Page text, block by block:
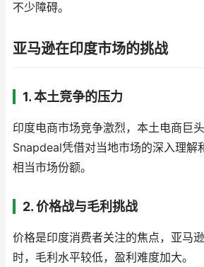
不少障碍。
亚马逊在印度市场的挑战
1. 本土竞争的压力
印度电商市场竞争激烈，本土电商巨
Snapdeal凭借对当地市场的深入理解
相当市场份额。
2. 价格战与毛利挑战
价格是印度消费者关注的焦点，亚马
时，毛利水平较低，盈利难度加大。